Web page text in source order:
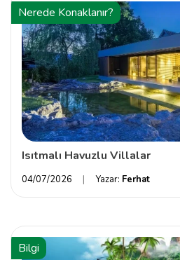
Nerede Konaklanır?
Isıtmalı Havuzlu Villalar
04/07/2026 Yazar: Ferhat
Bilgi